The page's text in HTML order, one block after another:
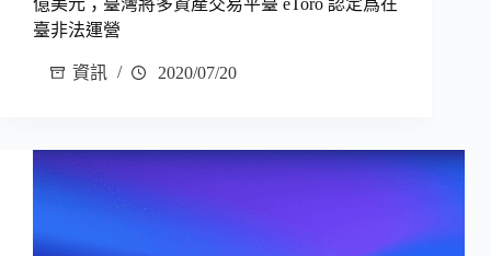
億美元；臺灣將多資產交易平臺 eToro 認定爲在
臺非法運營
資訊 2020/07/20